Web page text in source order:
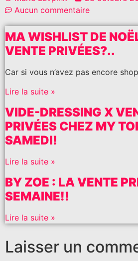
Aucun commentaire
MA WISHLIST DE
VENTE PRIVÉES?..
Car si vous n’avez pas encore
Lire la suite »
VIDE-DRESSING X
PRIVÉES CHEZ MY
SAMEDI!
Lire la suite »
BY ZOE : LA VENTE
SEMAINE!!
Lire la suite »
Laisser un